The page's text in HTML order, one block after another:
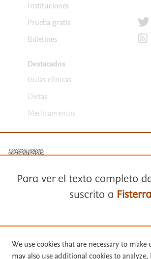
Instituciones
Prueba gratis
Boletines
Destacados
Guías clínicas
Dietas
Medicamentos
Política de privacidad
Copyright ©2026 Elsevier España SLU, sus
colaboradores. Se reservan todos los derechos,
Para ver el texto completo
suscrito a Fisterra
We use cookies that are necessary to
may also use additional cookies to